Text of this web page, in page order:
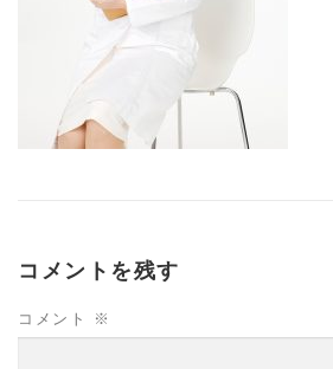
コメントを残す
コメント ※